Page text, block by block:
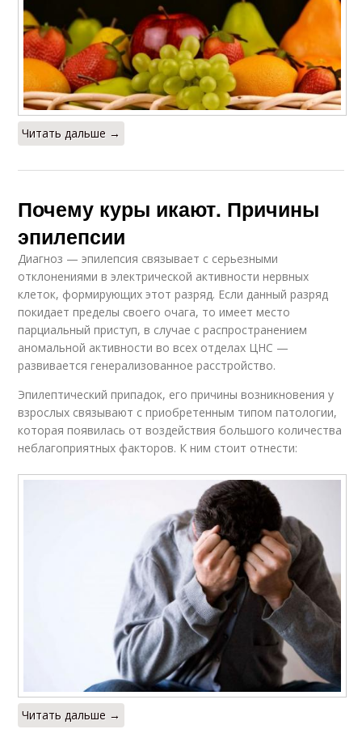
Читать дальше →
Почему куры икают. Причины
эпилепсии
Диагноз — эпилепсия связывает с серьезными
отклонениями в электрической активности нервных
клеток, формирующих этот разряд. Если данный разряд
покидает пределы своего очага, то имеет место
парциальный приступ, в случае с распространением
аномальной активности во всех отделах ЦНС —
развивается генерализованное расстройство.
Эпилептический припадок, его причины возникновения у
взрослых связывают с приобретенным типом патологии,
которая появилась от воздействия большого количества
неблагоприятных факторов. К ним стоит отнести:
Читать дальше →